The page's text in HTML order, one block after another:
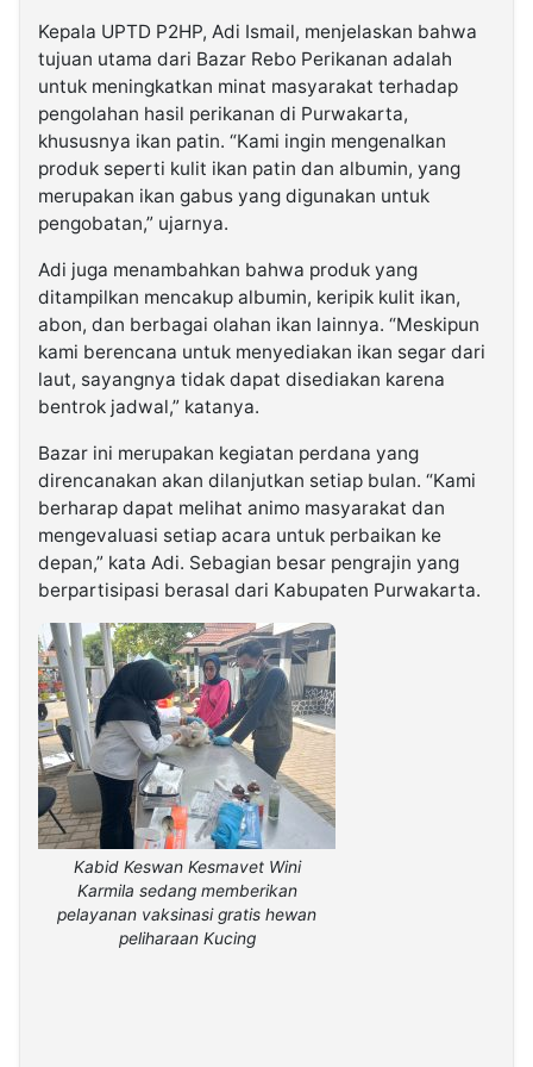
Kepala UPTD P2HP, Adi Ismail, menjelaskan bahwa
tujuan utama dari Bazar Rebo Perikanan adalah
untuk meningkatkan minat masyarakat terhadap
pengolahan hasil perikanan di Purwakarta,
khususnya ikan patin. “Kami ingin mengenalkan
produk seperti kulit ikan patin dan albumin, yang
merupakan ikan gabus yang digunakan untuk
pengobatan,” ujarnya.
Adi juga menambahkan bahwa produk yang
ditampilkan mencakup albumin, keripik kulit ikan,
abon, dan berbagai olahan ikan lainnya. “Meskipun
kami berencana untuk menyediakan ikan segar dari
laut, sayangnya tidak dapat disediakan karena
bentrok jadwal,” katanya.
Bazar ini merupakan kegiatan perdana yang
direncanakan akan dilanjutkan setiap bulan. “Kami
berharap dapat melihat animo masyarakat dan
mengevaluasi setiap acara untuk perbaikan ke
depan,” kata Adi. Sebagian besar pengrajin yang
berpartisipasi berasal dari Kabupaten Purwakarta.
Kabid Keswan Kesmavet Wini
Karmila sedang memberikan
pelayanan vaksinasi gratis hewan
peliharaan Kucing